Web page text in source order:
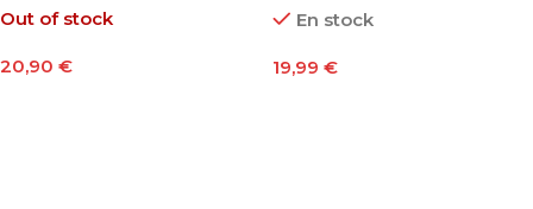
Out of stock
20,90 €
En stock
19,99 €